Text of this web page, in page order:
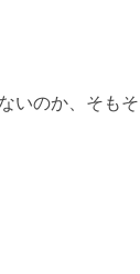
いのか、そも